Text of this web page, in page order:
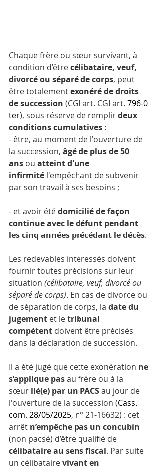
Chaque frère ou sœur survivant, à
condition d’être célibataire, veuf,
divorcé ou séparé de corps, peut
être totalement exonéré de droits
de succession (CGI art. CGI art. 796-0
ter), sous réserve de remplir deux
conditions cumulatives :
- être, au moment de l'ouverture de
la succession, âgé de plus de 50
ans ou atteint d'une
infirmité l'empêchant de subvenir
par son travail à ses besoins ;
- et avoir été domicilié de façon
continue avec le défunt pendant
les cinq années précédant le décès.
Les redevables intéressés doivent
fournir toutes précisions sur leur
situation (célibataire, veuf, divorcé ou
séparé de corps). En cas de divorce ou
de séparation de corps, la date du
jugement et le tribunal
compétent doivent être précisés
dans la déclaration de succession.
Il a été jugé que cette exonération ne
s’applique pas au frère ou à la
sœur lié(e) par un PACS au jour de
l'ouverture de la succession (Cass.
com. 28/05/2025, n° 21-16632) : cet
arrêt n’empêche pas un concubin
(non pacsé) d’être qualifié de
célibataire au sens fiscal. Par suite
un célibataire vivant en